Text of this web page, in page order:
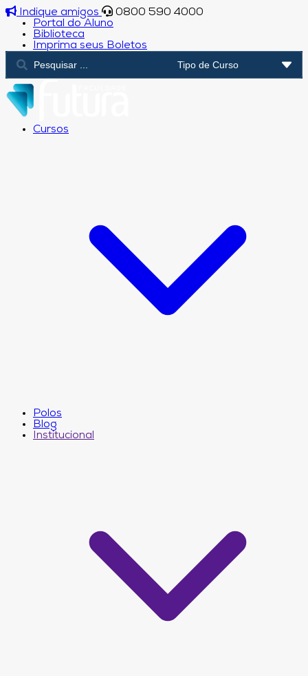
Indique amigos
0800 590 4000
Portal do Aluno
Biblioteca
Imprima seus Boletos
Cursos
Polos
Blog
Institucional